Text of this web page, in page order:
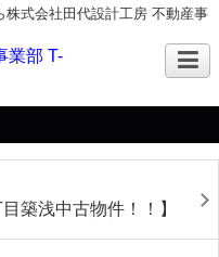
株式会社田代設計工房 不動産事
築浅中古物件！！】